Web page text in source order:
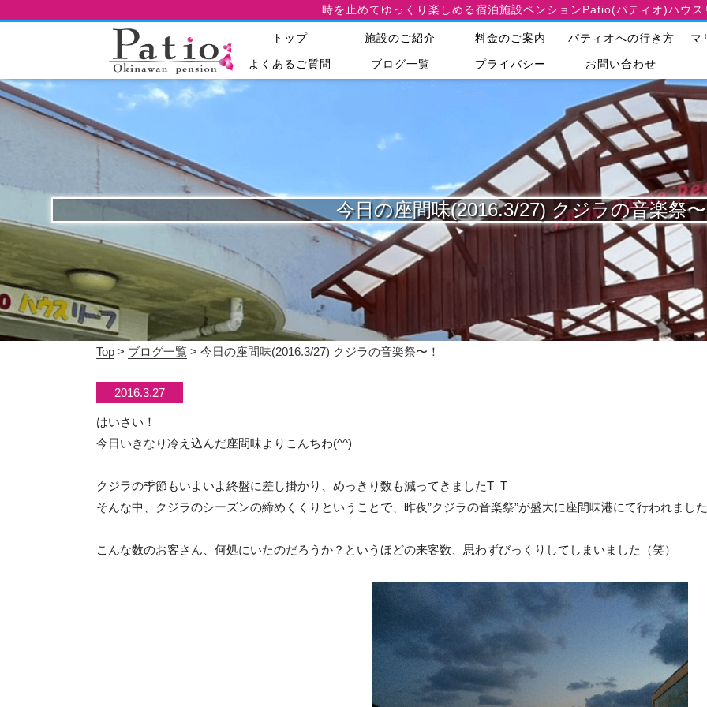
時を止めてゆっくり楽しめる宿泊施設ペンションPatio(パティオ)ハウス
トップ 施設のご紹介 料金のご案内 パティオへの行き方 マ
よくあるご質問 ブログ一覧 プライバシー お問い合わせ
今日の座間味(2016.3/27) クジラの音楽祭
Top > ブログ一覧 > 今日の座間味(2016.3/27) クジラの音楽祭〜！
2016.3.27
はいさい！
今日いきなり冷え込んだ座間味よりこんちわ(^^)
クジラの季節もいよいよ終盤に差し掛かり、めっきり数も減ってきましたT_T
そんな中、クジラのシーズンの締めくくりということで、昨夜”クジラの音楽祭”が盛大に座間味港にて行われまし
こんな数のお客さん、何処にいたのだろうか？というほどの来客数、思わずびっくりしてしまいました（笑）